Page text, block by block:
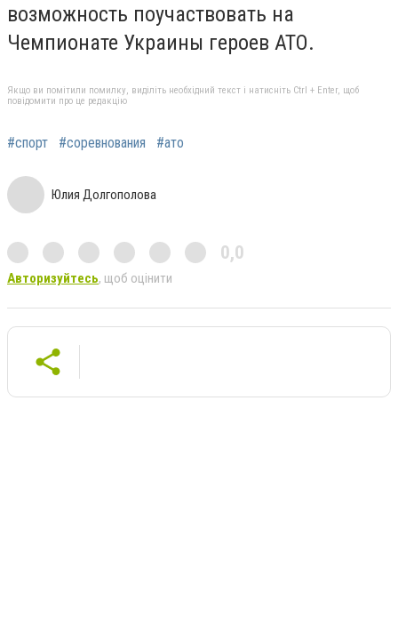
возможность поучаствовать на
Чемпионате Украины героев АТО.
Якщо ви помітили помилку, виділіть необхідний текст і натисніть Ctrl + Enter, щоб
повідомити про це редакцію
#спорт #соревнования #ато
Юлия Долгополова
0,0
Авторизуйтесь, щоб оцінити